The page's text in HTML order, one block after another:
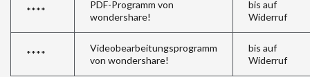
****
PDF-Programm von
wondershare!
bis auf
Widerruf
****
Videobearbeitungsprogramm
von wondershare!
bis auf
Widerruf